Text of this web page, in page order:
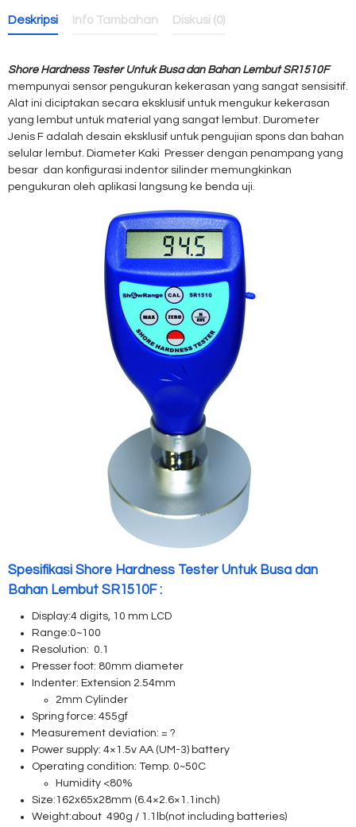
Deskripsi Info Tambahan Diskusi (0)
Shore Hardness Tester Untuk Busa dan Bahan Lembut SR1510F
mempunyai sensor pengukuran kekerasan yang sangat sensisitif.
Alat ini diciptakan secara eksklusif untuk mengukur kekerasan
yang lembut untuk material yang sangat lembut. Durometer
Jenis F adalah desain eksklusif untuk pengujian spons dan bahan
selular lembut. Diameter Kaki
Presser dengan penampang yang
besar dan konfigurasi indentor silinder memungkinkan
pengukuran oleh aplikasi langsung ke benda uji.
Spesifikasi Shore Hardness Tester Untuk Busa dan
Bahan Lembut SR1510F :
Display:4 digits, 10 mm LCD
Range:0~100
Resolution: 0.1
Presser foot: 80mm diameter
Indenter: Extension 2.54mm
2mm Cylinder
Spring force: 455gf
Measurement deviation: = ?
Power supply: 4×1.5v AA (UM-3) battery
Operating condition: Temp. 0~50C
Humidity <80%
Size:162x65x28mm (6.4×2.6×1.1inch)
Weight:about 490g / 1.1lb(not including batteries)